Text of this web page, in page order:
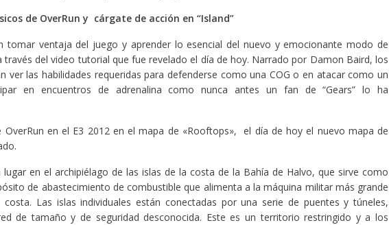
de OverRun y cárgate de acción en “Island”
tomar ventaja del juego y aprender lo esencial del nuevo y emocionante modo de
través del video tutorial que fue revelado el día de hoy. Narrado por Damon Baird, los
ver las habilidades requeridas para defenderse como una COG o en atacar como un
en encuentros de adrenalina como nunca antes un fan de “Gears” lo ha
OverRun en el E3 2012 en el mapa de «Rooftops», el día de hoy el nuevo mapa de
lugar en el archipiélago de las islas de la costa de la Bahía de Halvo, que sirve como
de abastecimiento de combustible que alimenta a la máquina militar más grande
Las islas individuales están conectadas por una serie de puentes y túneles,
de tamaño y de seguridad desconocida. Este es un territorio restringido y a los